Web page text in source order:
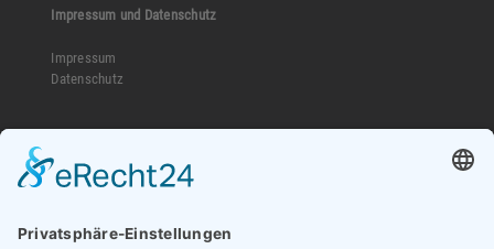
Impressum und Datenschutz
Impressum
Datenschutz
Kontakt:
45894 Gelsenkirchen